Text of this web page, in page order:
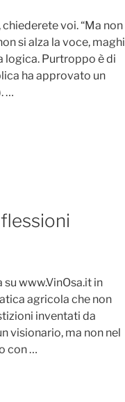
voi. “Ma non
si alza la voce, maghi
logica. Purtroppo è di
ha approvato un
…
www.VinOsa.it in
agricola che non
inventati da
visionario, ma non nel
con …